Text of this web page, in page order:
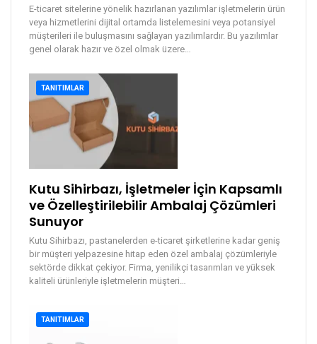
E-ticaret sitelerine yönelik hazırlanan yazılımlar işletmelerin ürün
veya hizmetlerini dijital ortamda listelemesini veya potansiyel
müşterileri ile buluşmasını sağlayan yazılımlardır. Bu yazılımlar
genel olarak hazır ve özel olmak üzere…
TANITIMLAR
Kutu Sihirbazı, İşletmeler İçin Kapsamlı
ve Özelleştirilebilir Ambalaj Çözümleri
Sunuyor
Kutu Sihirbazı, pastanelerden e-ticaret şirketlerine kadar geniş
bir müşteri yelpazesine hitap eden özel ambalaj çözümleriyle
sektörde dikkat çekiyor. Firma, yenilikçi tasarımları ve yüksek
kaliteli ürünleriyle işletmelerin müşteri
TANITIMLAR